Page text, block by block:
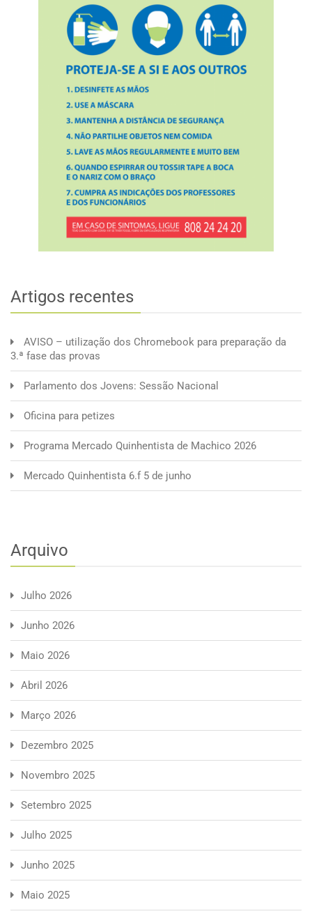
Artigos recentes
AVISO – utilização dos Chromebook para preparação da
3.ª fase das provas
Parlamento dos Jovens: Sessão Nacional
Oficina para petizes
Programa Mercado Quinhentista de Machico 2026
Mercado Quinhentista 6.f 5 de junho
Arquivo
Julho 2026
Junho 2026
Maio 2026
Abril 2026
Março 2026
Dezembro 2025
Novembro 2025
Setembro 2025
Julho 2025
Junho 2025
Maio 2025